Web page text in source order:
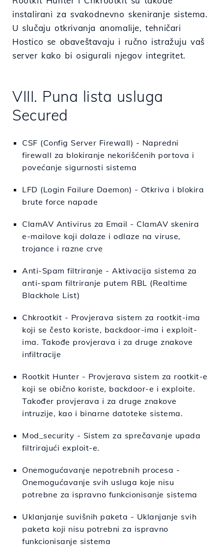
instalirani za svakodnevno skeniranje sistema.
U slučaju otkrivanja anomalije, tehničari
Hostico se obaveštavaju i ručno istražuju vaš
server kako bi osigurali njegov integritet.
VIII. Puna lista usluga
Secured
CSF (Config Server Firewall) - Napredni
firewall za blokiranje nekorišćenih portova i
povećanje sigurnosti sistema
LFD (Login Failure Daemon) - Otkriva i blokira
brute force napade
ClamAV Antivirus za Email - ClamAV skenira
e-mailove koji dolaze i odlaze na viruse,
trojance i razne crve
Anti-Spam filtriranje - Aktivacija sistema za
anti-spam filtriranje putem RBL (Realtime
Blackhole List)
Chkrootkit - Provjerava sistem za rootkit-ima
koji se često koriste, backdoor-ima i exploit-
ima. Takođe provjerava i za druge znakove
infiltracije
Rootkit Hunter - Provjerava sistem za rootkit-e
koji se obično koriste, backdoor-e i exploite.
Također provjerava i za druge znakove
intruzije, kao i binarne datoteke sistema.
Mod_security - Sistem za sprečavanje upada
filtrirajući exploit-e.
Onemogućavanje nepotrebnih procesa -
Onemogućavanje svih usluga koje nisu
potrebne za ispravno funkcionisanje sistema
Uklanjanje suvišnih paketa - Uklanjanje svih
paketa koji nisu potrebni za ispravno
funkcionisanje sistema